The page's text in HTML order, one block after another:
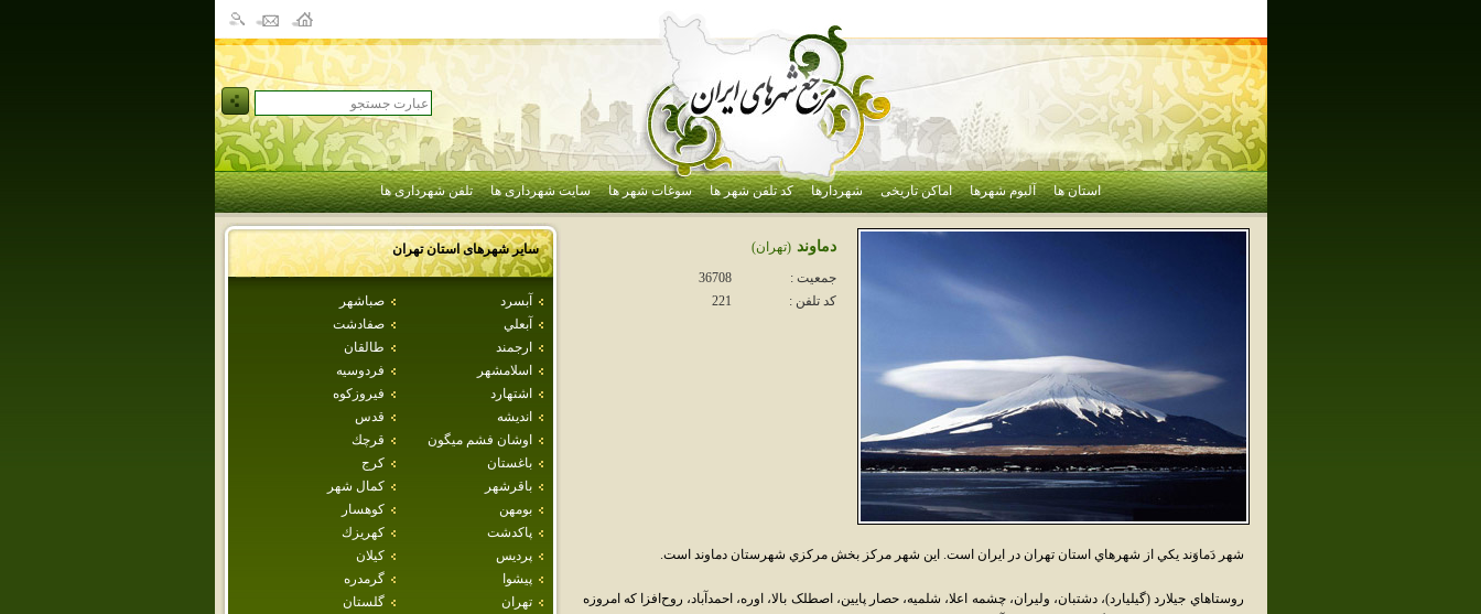
استان ها آلبوم شهرها اماکن تاریخی شهردارها کد تلفن شهر ها سوغات شهر ها سایت شهرداری ها تلفن شهرداری ها
سایر شهرهای استانتهران
آبسرد
صباشهر
آبعلي
صفادشت
ارجمند
طالقان
اسلامشهر
فردوسيه
اشتهارد
فيروزكوه
انديشه
قدس
اوشان فشم ميگون
قرچك
باغستان
كرج
باقرشهر
كمال شهر
بومهن
كوهسار
پاكدشت
كهريزك
پرديس
كيلان
پيشوا
گرمدره
تهران
گلستان
دماوند (تهران)
جمعیت :
36708
کد تلفن :
221
شهر دَماوَند يکي از شهرهاي استان تهران در ايران است. اين شهر مرکز بخش مرکزي شهرستان دماوند است.
روستاهاي جيلارد (گيليارد)، دشتبان، وليران، چشمه اعلا، شلميه، حصار پايين، اصطلک بالا، اوره، احمدآباد، روح‌افزا که امروزه